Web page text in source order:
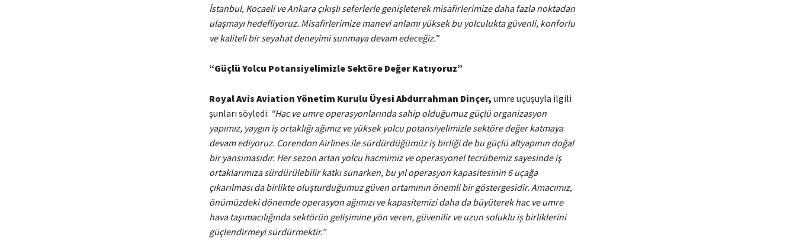
İstanbul, Kocaeli ve Ankara çıkışlı seferlerle genişleterek misafirlerimize daha fazla noktadan
ulaşmayı hedefliyoruz. Misafirlerimize manevi anlamı yüksek bu yolculukta güvenli, konforlu
ve kaliteli bir seyahat deneyimi sunmaya devam edeceğiz.”
“Güçlü Yolcu Potansiyelimizle Sektöre Değer Katıyoruz”
Royal Avis Aviation Yönetim Kurulu Üyesi Abdurrahman Dinçer, umre uçuşuyla ilgili
şunları söyledi: “Hac ve umre operasyonlarında sahip olduğumuz güçlü organizasyon
yapımız, yaygın iş ortaklığı ağımız ve yüksek yolcu potansiyelimizle sektöre değer katmaya
devam ediyoruz. Corendon Airlines ile sürdürdüğümüz iş birliği de bu güçlü altyapının doğal
bir yansımasıdır. Her sezon artan yolcu hacmimiz ve operasyonel tecrübemiz sayesinde iş
ortaklarımıza sürdürülebilir katkı sunarken, bu yıl operasyon kapasitesinin 6 uçağa
çıkarılması da birlikte oluşturduğumuz güven ortamının önemli bir göstergesidir. Amacımız,
önümüzdeki dönemde operasyon ağımızı ve kapasitemizi daha da büyüterek hac ve umre
hava taşımacılığında sektörün gelişimine yön veren, güvenilir ve uzun soluklu iş birliklerini
güçlendirmeyi sürdürmektir.”